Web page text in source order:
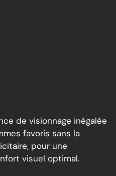
de visionnage inégalée
favoris sans la
pour une
visuel optimal.